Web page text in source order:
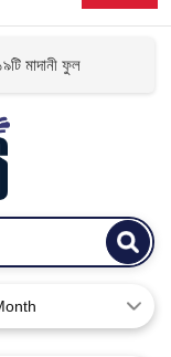
মাদানী ফুল